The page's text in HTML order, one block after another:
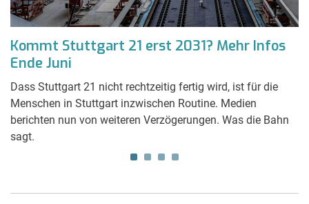
Kommt Stuttgart 21 erst 2031? Mehr Infos
Ende Juni
Dass Stuttgart 21 nicht rechtzeitig fertig wird, ist für die
Menschen in Stuttgart inzwischen Routine. Medien
berichten nun von weiteren Verzögerungen. Was die Bahn
sagt.